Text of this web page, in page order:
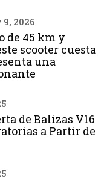
2026
de 45 km y
scooter cuesta
una
de Balizas V16
a Partir de